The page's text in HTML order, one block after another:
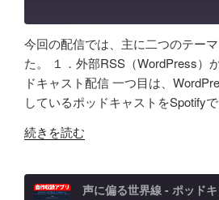
ほ
か
配
信
初
心
向
け
集・
構
成
ま
で！
AI
Studio
ロ
ー
ン
AI
の
ッ
ド
Amazon
RSS
RSS FEED
SHARE
LINK
EMBED
今回の配信では、主に二つのテー
た。 １．外部RSS（WordPress）
ドキャスト配信 一つ目は、
しているポッドキャストをSpotify
"素
ポ
ッ
続きを読む
声に偏る世界線 - ポッド